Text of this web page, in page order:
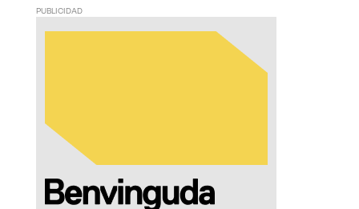
PUBLICIDAD